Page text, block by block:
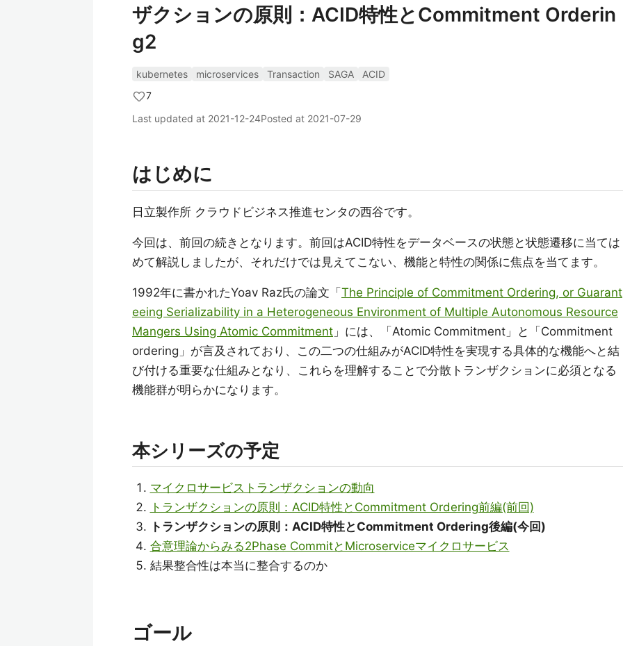
ザクションの原則：ACID特性とCommitment Orderin
g2
kubernetes microservices Transaction SAGA
ACID
7
Last updated at 2021-12-24Posted at 2021-07-29
はじめに
日立製作所 クラウドビジネス推進センタの西谷です。
今回は、前回の続きとなります。前回はACID特性をデータベースの状態と状態遷移に当ては
めて解説しましたが、それだけでは見えてこない、機能と特性の関係に焦点を当てます。
1992年に書かれたYoav Raz氏の論文「 The Principle of Commitment Ordering, or Guarant
eeing Serializability in a Heterogeneous Environment of Multiple Autonomous Resource
Mangers Using Atomic Commitment 」には、「Atomic Commitment」と「Commitment
ordering」が言及されており、この二つの仕組みがACID特性を実現する具体的な機能へと結
び付ける重要な仕組みとなり、これらを理解することで分散トランザクションに必須となる
機能群が明らかになります。
本シリーズの予定
マイクロサービストランザクションの動向
トランザクションの原則：ACID特性とCommitment Ordering前編(前回)
トランザクションの原則：ACID特性とCommitment Ordering後編(今回)
合意理論からみる2Phase CommitとMicroserviceマイクロサービス
結果整合性は本当に整合するのか
ゴール